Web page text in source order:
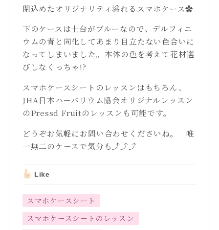
閉込めたオリジナリティ溢れるスマホケース✿
下のケースは土台がブルーなので、デルフィニ
ウムの青と同化してあまり目立たない色合いに
なってしまいました。本体の色を考えて花材選
びしなくっちゃ!?
スマホケースシートのレッスンはもちろん、
JHA日本ハーバリウム協会オリジナルレッスン
のPressd Fruitのレッスンも可能です。
どうぞお気軽にお問い合わせくださいね。 唯
一無二のケースで気分も⤴⤴⤴
Like
スマホケースシート
スマホケースシートのレッスン